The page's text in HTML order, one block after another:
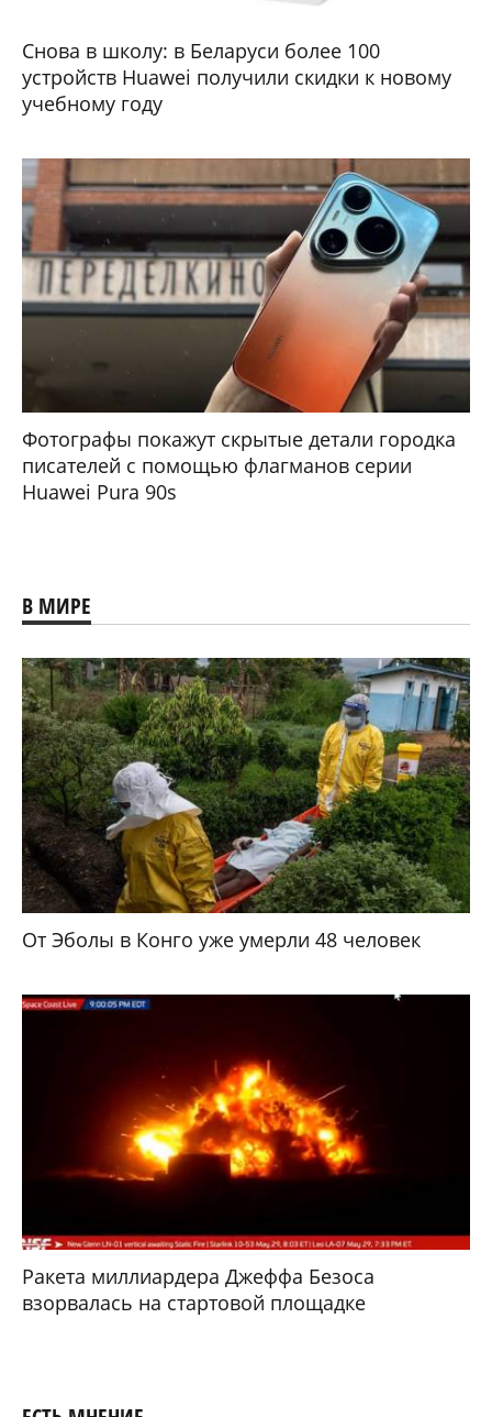
Снова в школу: в Беларуси более 100
устройств Huawei получили скидки к новому
учебному году
Фотографы покажут скрытые детали городка
писателей с помощью флагманов серии
Huawei Pura 90s
В МИРЕ
От Эболы в Конго уже умерли 48 человек
Ракета миллиардера Джеффа Безоса
взорвалась на стартовой площадке